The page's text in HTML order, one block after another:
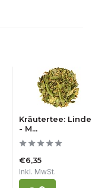
Kräutertee:
- M...
€6,35
Inkl. MwSt.